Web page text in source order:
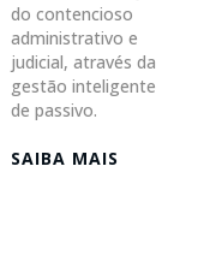
do contencioso
administrativo e
judicial, através da
gestão inteligente
de passivo.
SAIBA MAIS